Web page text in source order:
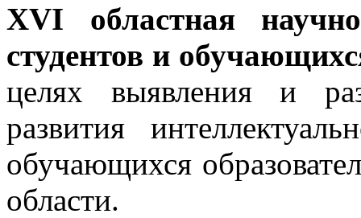
XVI областная
студентов и
целях выявления и
развития
обучающихся
области.